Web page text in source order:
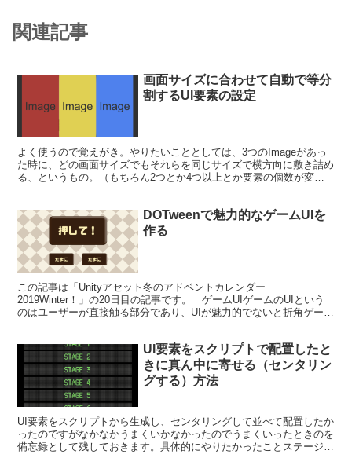
関連記事
画面サイズに合わせて自動で等分
割するUI要素の設定
よく使うので覚えがき。やりたいこととしては、3つのImageがあっ
た時に、どの画面サイズでもそれらを同じサイズで横方向に敷き詰め
る、というもの。（もちろん2つとか4つ以上とか要素の個数が変わ
DOTweenで魅力的なゲームUIを
作る
この記事は「Unityアセット冬のアドベントカレンダー
2019Winter！」の20日目の記事です。 ゲームUIゲームのUIという
のはユーザーが直接触る部分であり、UIが魅力的でないと折角ゲーム
UI要素をスクリプトで配置したと
きに真ん中に寄せる（センタリン
グする）方法
UI要素をスクリプトから生成し、センタリングして並べて配置したか
ったのですがなかなかうまくいかなかったのでうまくいったときのを
備忘録として残しておきます。具体的にやりたかったことステージ選